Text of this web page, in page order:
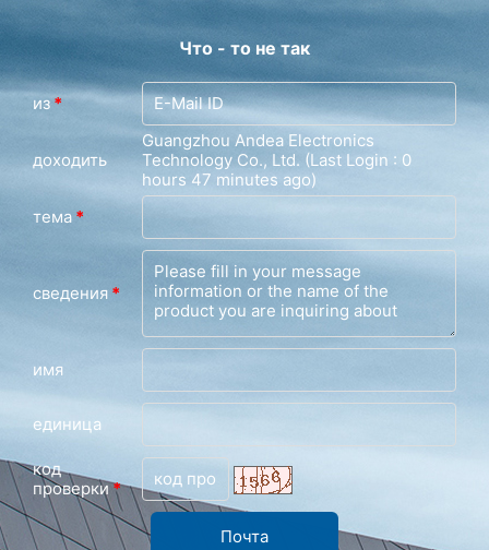
Что - то не так
из *
доходить
Guangzhou Andea Electronics
Technology Co., Ltd. (Last Login : 0
hours 47 minutes ago)
тема *
сведения *
имя
единица
код
проверки*